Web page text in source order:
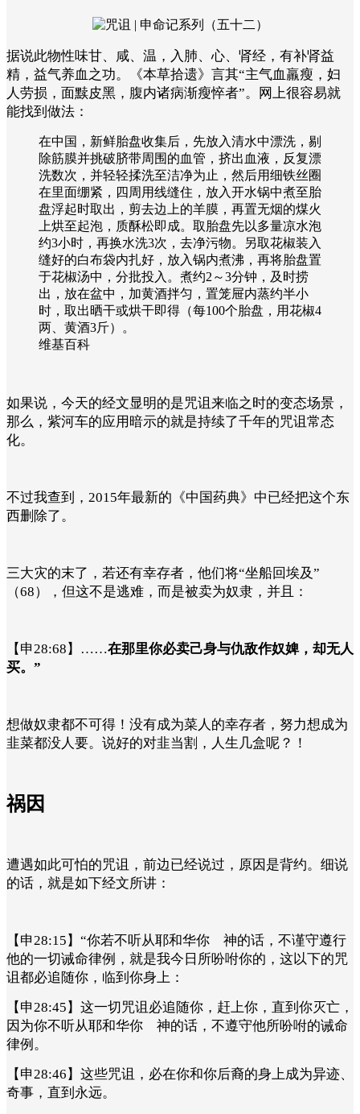
据说此物性味甘、咸、温，入肺、心、肾经，有补肾益
精，益气养血之功。《本草拾遗》言其“主气血羸瘦，妇
人劳损，面黩皮黑，腹内诸病渐瘦悴者”。网上很容易就
能找到做法：
在中国，新鲜胎盘收集后，先放入清水中漂洗，剔
除筋膜并挑破脐带周围的血管，挤出血液，反复漂
洗数次，并轻轻揉洗至洁净为止，然后用细铁丝圈
在里面绷紧，四周用线缝住，放入开水锅中煮至胎
盘浮起时取出，剪去边上的羊膜，再置无烟的煤火
上烘至起泡，质酥松即成。取胎盘先以多量凉水泡
约3小时，再换水洗3次，去净污物。另取花椒装入
缝好的白布袋内扎好，放入锅内煮沸，再将胎盘置
于花椒汤中，分批投入。煮约2～3分钟，及时捞
出，放在盆中，加黄酒拌匀，置笼屉内蒸约半小
时，取出晒干或烘干即得（每100个胎盘，用花椒4
两、黄酒3斤）。
维基百科
如果说，今天的经文显明的是咒诅来临之时的变态场景，
那么，紫河车的应用暗示的就是持续了千年的咒诅常态
化。
不过我查到，2015年最新的《中国药典》中已经把这个东
西删除了。
三大灾的末了，若还有幸存者，他们将“坐船回埃及”
（68），但这不是逃难，而是被卖为奴隶，并且：
【申28:68】……在那里你必卖己身与仇敌作奴婢，却无人
买。”
想做奴隶都不可得！没有成为菜人的幸存者，努力想成为
韭菜都没人要。说好的对韭当割，人生几盒呢？！
祸因
遭遇如此可怕的咒诅，前边已经说过，原因是背约。细说
的话，就是如下经文所讲：
【申28:15】“你若不听从耶和华你 神的话，不谨守遵行
他的一切诫命律例，就是我今日所吩咐你的，这以下的咒
诅都必追随你，临到你身上：
【申28:45】这一切咒诅必追随你，赶上你，直到你灭亡，
因为你不听从耶和华你 神的话，不遵守他所吩咐的诫命
律例。
【申28:46】这些咒诅，必在你和你后裔的身上成为异迹、
奇事，直到永远。